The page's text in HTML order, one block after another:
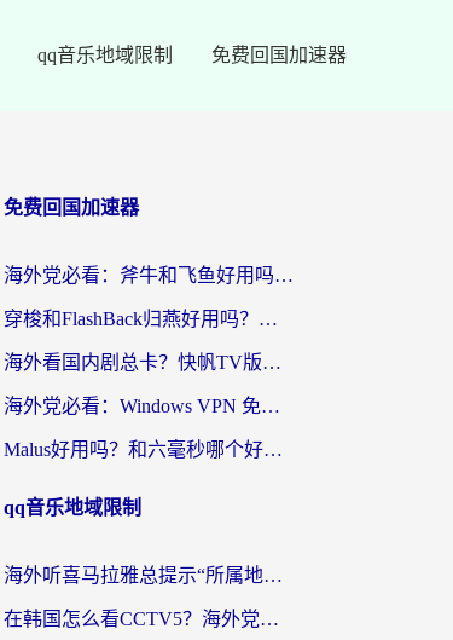
qq音乐地域限制 免费回国加速器
免费回国加速器
海外党必看：斧牛和飞鱼好用吗？3步选对回国加速器，无缝刷剧玩国服
穿梭和FlashBack归燕好用吗？海外党亲测3款热门回国加速器，教你选对不踩坑
海外看国内剧总卡？快帆TV版VPN好用吗？和快滚VPN对比哪个回国效果更好？
海外党必看：Windows VPN 免费？别踩坑！教你选对好用的国内加速器无缝回国
Malus好用吗？和六毫秒哪个好？海外党选回国加速器的避坑指南
qq音乐地域限制
海外听喜马拉雅总提示“所属地区暂时无版权”？这个限制解除方法亲测有效！
在韩国怎么看CCTV5？海外党体育赛事+中文解说观看终极指南